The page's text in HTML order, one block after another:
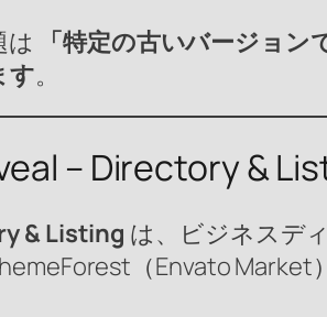
は
「特定の古いバージョン
す。
– Directory &
& Listing は、ビジネスデ
（Envato Market